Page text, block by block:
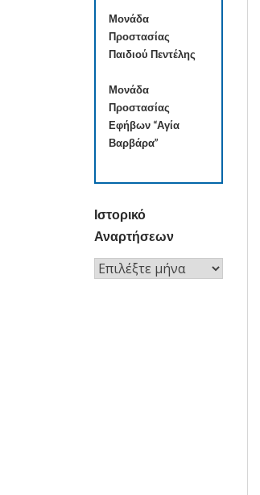
Μονάδα
Προστασίας
Παιδιού Πεντέλης
Μονάδα
Προστασίας
Εφήβων “Αγία
Βαρβάρα”
Ιστορικό
Αναρτήσεων
Ιστορικό